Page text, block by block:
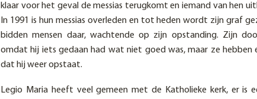
klaar voor het geval de messias terugkomt en iemand van hen
In 1991 is hun messias overleden en tot heden wordt zijn graf
bidden mensen daar, wachtende op zijn opstanding. Zijn
omdat hij iets gedaan had wat niet goed was, maar ze hebben
dat hij weer opstaat.
Legio Maria heeft veel gemeen met de Katholieke kerk, er is